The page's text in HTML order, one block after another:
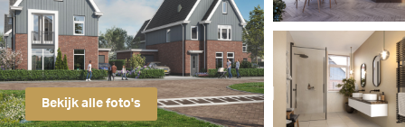
Bekijk alle foto's